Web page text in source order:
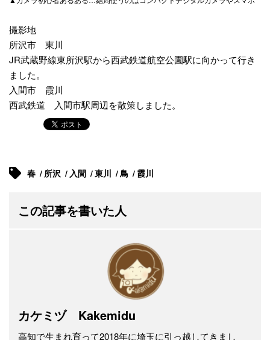
撮影地
所沢市 東川
JR武蔵野線東所沢駅から西武鉄道航空公園駅に向かって行き
ました。
入間市 霞川
西武鉄道 入間市駅周辺を散策しました。
春 所沢 入間 東川 鳥 霞川
この記事を書いた人
カケミヅ Kakemidu
高知で生まれ育って2018年に埼玉に引っ越してきまし